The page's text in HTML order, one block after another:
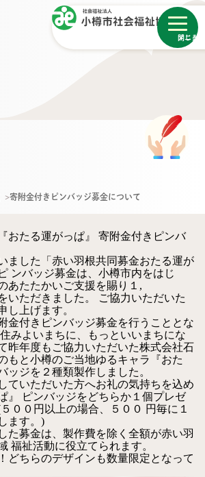
メニュー
閉じる
寄附金付きピンバッジ募金について
おたる運がっぱ』 寄附金付きピンバ
ました「赤い羽根共同募金おたる運が
ンバッジ募金は、小樽市内をはじ
あたたかいご支援を賜り１,
いただきました。 ご協力いただいた
し上げます。
金付きピンバッジ募金を行うこととな
みよいまちに、もっといいまちにな
昨年度もご協力いただいた株式会社石
もと小樽のご当地ゆるキャラ『おた
ッジを２種類製作しました。
ていただいた方へお礼の気持ちを込め
』 ピンバッジをどちらか１個プレゼ
００円以上の場合、５００ 円毎に１
ます。)
た募金は、製作費を除く全額が赤い羽
福祉活動に役立てられます。
どちらのデザインも数量限定となって